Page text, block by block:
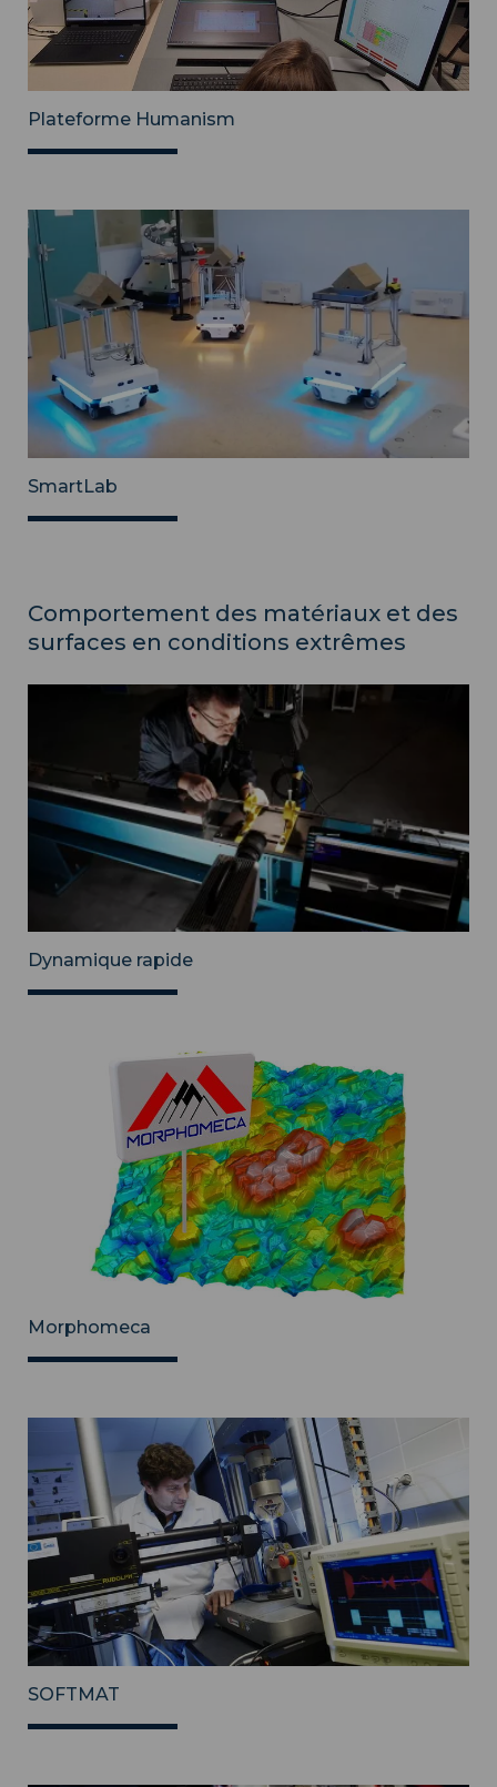
Plateforme Humanism
SmartLab
Comportement des matériaux et des
surfaces en conditions extrêmes
Dynamique rapide
Morphomeca
SOFTMAT